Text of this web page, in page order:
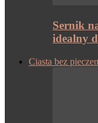
Sernik
idealny
Ciasta bez